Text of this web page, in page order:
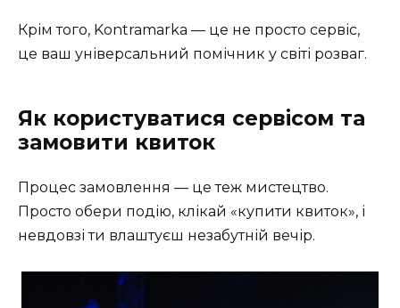
Крім того, Kontramarka — це не просто сервіс,
це ваш універсальний помічник у світі розваг.
Як користуватися сервісом та
замовити квиток
Процес замовлення — це теж мистецтво.
Просто обери подію, клікай «купити квиток», і
невдовзі ти влаштуєш незабутній вечір.